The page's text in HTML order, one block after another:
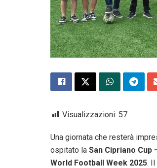
Visualizzazioni: 57
Una giornata che resterà
ospitato la San Cipriano Cup
World Football Week 2025.